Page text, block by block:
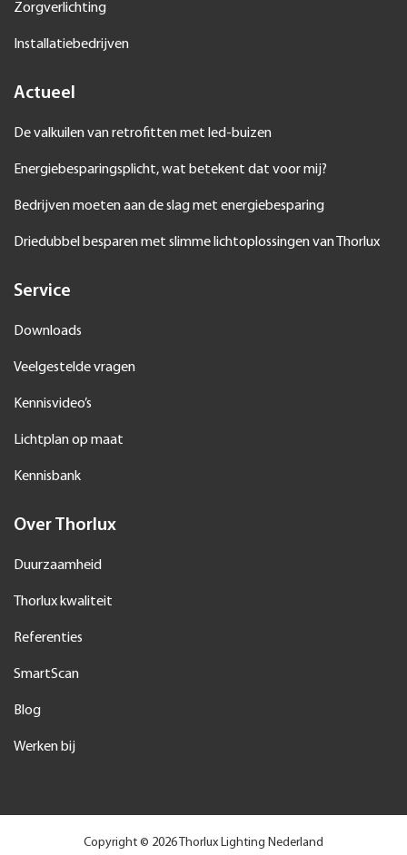
Zorgverlichting
Installatiebedrijven
Actueel
De valkuilen van retrofitten met led-buizen
Energiebesparingsplicht, wat betekent dat voor mij?
Bedrijven moeten aan de slag met energiebesparing
Driedubbel besparen met slimme lichtoplossingen van Thorlux
Service
Downloads
Veelgestelde vragen
Kennisvideo’s
Lichtplan op maat
Kennisbank
Over Thorlux
Duurzaamheid
Thorlux kwaliteit
Referenties
SmartScan
Blog
Werken bij
Copyright © 2026 Thorlux Lighting Nederland